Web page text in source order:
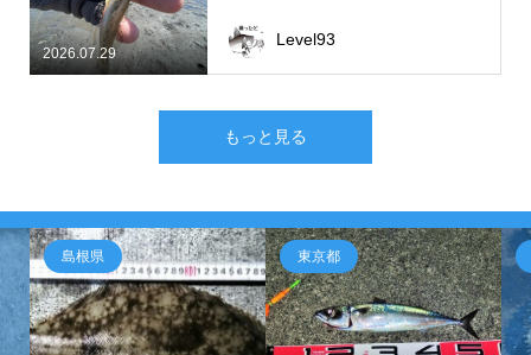
2026.07.29
Level93
もっと見る
島根県 東京都